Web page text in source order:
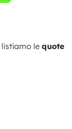
listiamo le quote